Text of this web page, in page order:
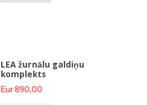
LEA žurnālu galdiņu
komplekts
Eur 890,00